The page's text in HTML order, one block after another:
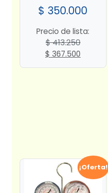
$ 350.000
Precio de lista:
$413.250
El
$ 367.500
¡Oferta!